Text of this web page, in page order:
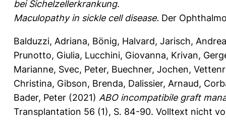
bei Sichelzellerkrankung.
Maculopathy in sickle cell disease. Der
Balduzzi, Adriana, Bönig, Halvard, Jarisch, Andrea
Prunotto, Giulia, Lucchini, Giovanna, Krivan,
Marianne, Svec, Peter, Buechner, Jochen,
Christina, Gibson, Brenda, Dalissier, Arnaud,
Bader, Peter (2021) ABO incompatibile graft
Transplantation 56 (1), S. 84-90. Volltext nicht